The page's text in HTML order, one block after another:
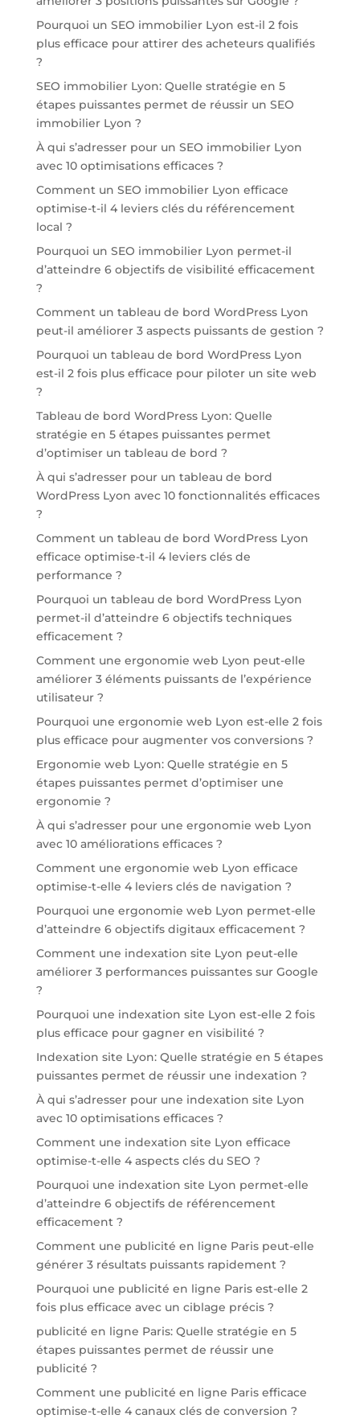
Pourquoi un SEO immobilier Lyon est-il 2 fois
plus efficace pour attirer des acheteurs qualifiés
?
SEO immobilier Lyon: Quelle stratégie en 5
étapes puissantes permet de réussir un SEO
immobilier Lyon ?
À qui s’adresser pour un SEO immobilier Lyon
avec 10 optimisations efficaces ?
Comment un SEO immobilier Lyon efficace
optimise-t-il 4 leviers clés du référencement
local ?
Pourquoi un SEO immobilier Lyon permet-il
d’atteindre 6 objectifs de visibilité efficacement
?
Comment un tableau de bord WordPress Lyon
peut-il améliorer 3 aspects puissants de gestion ?
Pourquoi un tableau de bord WordPress Lyon
est-il 2 fois plus efficace pour piloter un site web
?
Tableau de bord WordPress Lyon: Quelle
stratégie en 5 étapes puissantes permet
d’optimiser un tableau de bord ?
À qui s’adresser pour un tableau de bord
WordPress Lyon avec 10 fonctionnalités efficaces
?
Comment un tableau de bord WordPress Lyon
efficace optimise-t-il 4 leviers clés de
performance ?
Pourquoi un tableau de bord WordPress Lyon
permet-il d’atteindre 6 objectifs techniques
efficacement ?
Comment une ergonomie web Lyon peut-elle
améliorer 3 éléments puissants de l’expérience
utilisateur ?
Pourquoi une ergonomie web Lyon est-elle 2 fois
plus efficace pour augmenter vos conversions ?
Ergonomie web Lyon: Quelle stratégie en 5
étapes puissantes permet d’optimiser une
ergonomie ?
À qui s’adresser pour une ergonomie web Lyon
avec 10 améliorations efficaces ?
Comment une ergonomie web Lyon efficace
optimise-t-elle 4 leviers clés de navigation ?
Pourquoi une ergonomie web Lyon permet-elle
d’atteindre 6 objectifs digitaux efficacement ?
Comment une indexation site Lyon peut-elle
améliorer 3 performances puissantes sur Google
?
Pourquoi une indexation site Lyon est-elle 2 fois
plus efficace pour gagner en visibilité ?
Indexation site Lyon: Quelle stratégie en 5 étapes
puissantes permet de réussir une indexation ?
À qui s’adresser pour une indexation site Lyon
avec 10 optimisations efficaces ?
Comment une indexation site Lyon efficace
optimise-t-elle 4 aspects clés du SEO ?
Pourquoi une indexation site Lyon permet-elle
d’atteindre 6 objectifs de référencement
efficacement ?
Comment une publicité en ligne Paris peut-elle
générer 3 résultats puissants rapidement ?
Pourquoi une publicité en ligne Paris est-elle 2
fois plus efficace avec un ciblage précis ?
publicité en ligne Paris: Quelle stratégie en 5
étapes puissantes permet de réussir une
publicité ?
Comment une publicité en ligne Paris efficace
optimise-t-elle 4 canaux clés de conversion ?